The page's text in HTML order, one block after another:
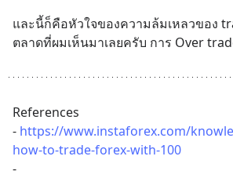
และนี้ก็คือหัวใจของความล้มเหลวของ
ตลาดที่ผมเห็นมาเลยครับ การ Over
References
- https://www.instaforex.com/
how-to-trade-forex-with-100